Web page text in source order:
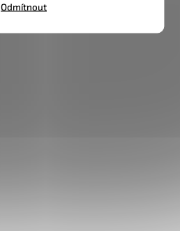
Odmítnout